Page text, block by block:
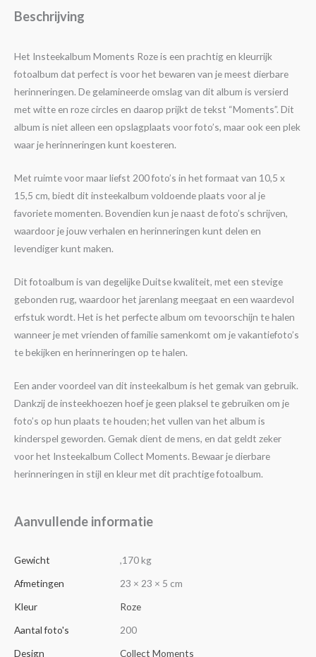
Beschrijving
Het Insteekalbum Moments Roze is een prachtig en kleurrijk
fotoalbum dat perfect is voor het bewaren van je meest dierbare
herinneringen. De gelamineerde omslag van dit album is versierd
met witte en roze circles en daarop prijkt de tekst “Moments”. Dit
album is niet alleen een opslagplaats voor foto’s, maar ook een plek
waar je herinneringen kunt koesteren.
Met ruimte voor maar liefst 200 foto’s in het formaat van 10,5 x
15,5 cm, biedt dit insteekalbum voldoende plaats voor al je
favoriete momenten. Bovendien kun je naast de foto’s schrijven,
waardoor je jouw verhalen en herinneringen kunt delen en
levendiger kunt maken.
Dit fotoalbum is van degelijke Duitse kwaliteit, met een stevige
gebonden rug, waardoor het jarenlang meegaat en een waardevol
erfstuk wordt. Het is het perfecte album om tevoorschijn te halen
wanneer je met vrienden of familie samenkomt om je vakantiefoto’s
te bekijken en herinneringen op te halen.
Een ander voordeel van dit insteekalbum is het gemak van gebruik.
Dankzij de insteekhoezen hoef je geen plaksel te gebruiken om je
foto’s op hun plaats te houden; het vullen van het album is
kinderspel geworden. Gemak dient de mens, en dat geldt zeker
voor het Insteekalbum Collect Moments. Bewaar je dierbare
herinneringen in stijl en kleur met dit prachtige fotoalbum.
Aanvullende informatie
Gewicht
,170 kg
Afmetingen
23 × 23 × 5 cm
Kleur
Roze
Aantal foto's
200
Design
Collect Moments